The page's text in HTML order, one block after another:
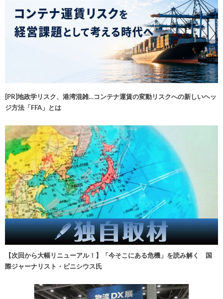
[PR]地政学リスク、港湾混雑…コンテナ運賃の変動リスクへの新しいヘッ
ジ方法「FFA」とは
【次回から大幅リニューアル！】「今そこにある危機」を読み解く 国
際ジャーナリスト・ビニシウス氏